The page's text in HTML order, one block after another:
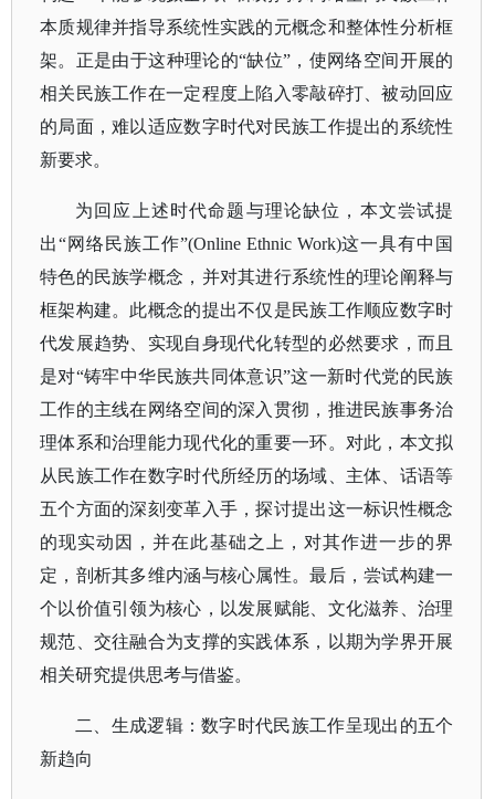
本质规律并指导系统性实践的元概念和整体性分析框
架。正是由于这种理论的“缺位”，使网络空间开展的
相关民族工作在一定程度上陷入零敲碎打、被动回应
的局面，难以适应数字时代对民族工作提出的系统性
新要求。
为回应上述时代命题与理论缺位，本文尝试提
出“网络民族工作”(Online Ethnic Work)这一具有中国
特色的民族学概念，并对其进行系统性的理论阐释与
框架构建。此概念的提出不仅是民族工作顺应数字时
代发展趋势、实现自身现代化转型的必然要求，而且
是对“铸牢中华民族共同体意识”这一新时代党的民族
工作的主线在网络空间的深入贯彻，推进民族事务治
理体系和治理能力现代化的重要一环。对此，本文拟
从民族工作在数字时代所经历的场域、主体、话语等
五个方面的深刻变革入手，探讨提出这一标识性概念
的现实动因，并在此基础之上，对其作进一步的界
定，剖析其多维内涵与核心属性。最后，尝试构建一
个以价值引领为核心，以发展赋能、文化滋养、治理
规范、交往融合为支撑的实践体系，以期为学界开展
相关研究提供思考与借鉴。
二、生成逻辑：数字时代民族工作呈现出的五个
新趋向